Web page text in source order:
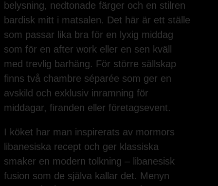
belysning, nedtonade färger och en stilren
bardisk mitt i matsalen. Det här är ett ställe
som passar lika bra för en lyxig middag
som för en after work eller en sen kväll
med trevlig barhäng. För större sällskap
finns två chambre séparée som ger en
avskild och exklusiv inramning för
middagar, firanden eller företagsevent.
I köket har man inspirerats av mormors
libanesiska recept och ger klassiska
smaker en modern tolkning – libanesisk
fusion som de själva kallar det. Menyn